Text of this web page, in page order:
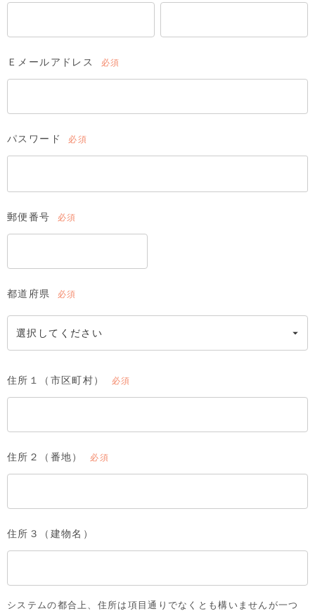
須)
Ｅメールアドレス
須)
パスワード
須)
郵便番号
須)
都道府県
須)
住所１（市区町村）
須)
住所２（番地）
須)
住所３（建物名）
システムの都合上、住所は項目通りでなくとも構いませんが一つ